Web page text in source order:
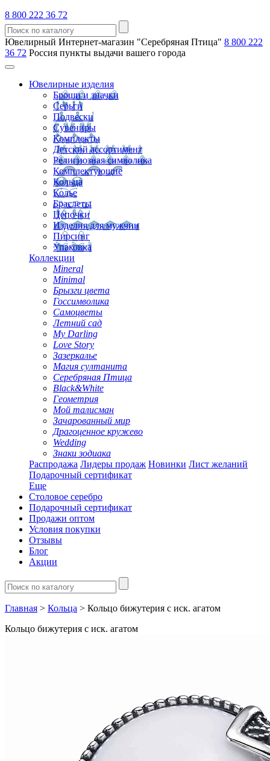
8 800 222 36 72
Ювелирный Интернет-магазин "Серебряная Птица" 8 800 222
36 72 Россия пункты выдачи вашего города
Ювелирные изделия
Броши и значки
Серьги
Подвески
Сувениры
Комплекты
Детский ассортимент
Религиозная символика
Комплектующие
Кольца
Колье
Браслеты
Цепочки
Изделия для мужчин
Пирсинг
Упаковка
Коллекции
Mineral
Minimal
Брызги цвета
Госсимволика
Самоцветы
Летний сад
My Darling
Love Story
Зазеркалье
Магия султанита
Серебряная Птица
Black&White
Геометрия
Мой талисман
Зачарованный мир
Драгоценное кружево
Wedding
Знаки зодиака
Распродажа Лидеры продаж Новинки Лист желаний
Подарочный сертификат
Еще
Столовое серебро
Подарочный сертификат
Продажи оптом
Условия покупки
Отзывы
Блог
Акции
Главная > Кольца > Кольцо бижутерия с иск. агатом
Кольцо бижутерия с иск. агатом